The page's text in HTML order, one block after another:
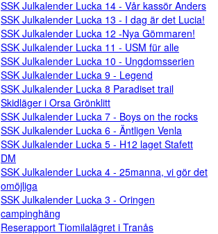
SSK Julkalender Lucka 14 - Vår kassör Anders
SSK Julkalender Lucka 13 - I dag är det Lucia!
SSK Julkalender Lucka 12 -Nya Gömmaren!
SSK Julkalender Lucka 11 - USM für alle
SSK Julkalender Lucka 10 - Ungdomsserien
SSK Julkalender Lucka 9 - Legend
SSK Julkalender Lucka 8 Paradiset trail
Skidläger i Orsa Grönklitt
SSK Julkalender Lucka 7 - Boys on the rocks
SSK Julkalender Lucka 6 - Äntligen Venla
SSK Julkalender Lucka 5 - H12 laget Stafett
DM
SSK Julkalender Lucka 4 - 25manna, vi gör det
omöjliga
SSK Julkalender Lucka 3 - Oringen
campinghäng
Reserapport Tiomilalägret i Tranås